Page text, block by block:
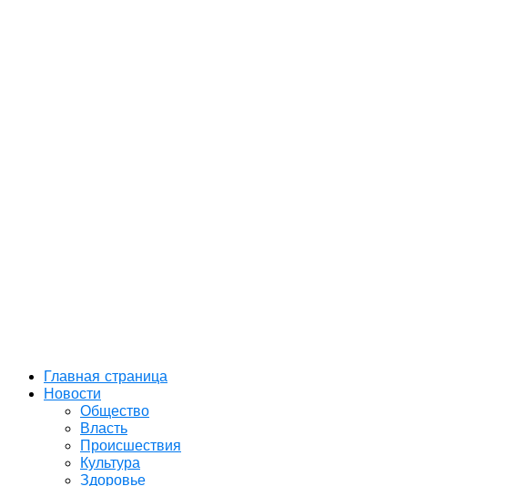
Главная страница
Новости
Общество
Власть
Происшествия
Культура
Здоровье